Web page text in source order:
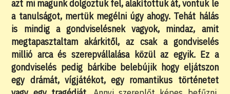
azt mi magunk dolgoztuk fel, alakítottuk át, vontuk le
a tanulságot, mertük megélni úgy ahogy. Tehát hálás
is mindig a gondviselésnek vagyok, mindaz, amit
megtapasztaltam akárkitől, az csak a gondviselés
millió arca és szerepvállalása közül az egyik. Ez a
gondviselés pedig bárkibe belebújik hogy eljátszon
egy drámát, vígjátékot, egy romantikus történetet